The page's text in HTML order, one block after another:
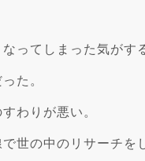
ってしまった気が
た。
わりが悪い。
世の中のリサーチ